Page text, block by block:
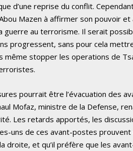
d’une reprise du conflit.
Mazen à affirmer son pouvoir
guerre au terrorisme. Il serait
progressent, sans pour cela
même stopper les operations de
pourrait être l’évacuation des
Mofaz, ministre de la Defense,
Les retards apportés, les
uns de ces avant-postes
droite, et qu’il préfère que les